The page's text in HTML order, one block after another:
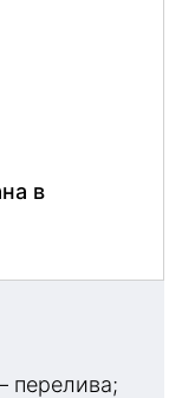
в
перелива;